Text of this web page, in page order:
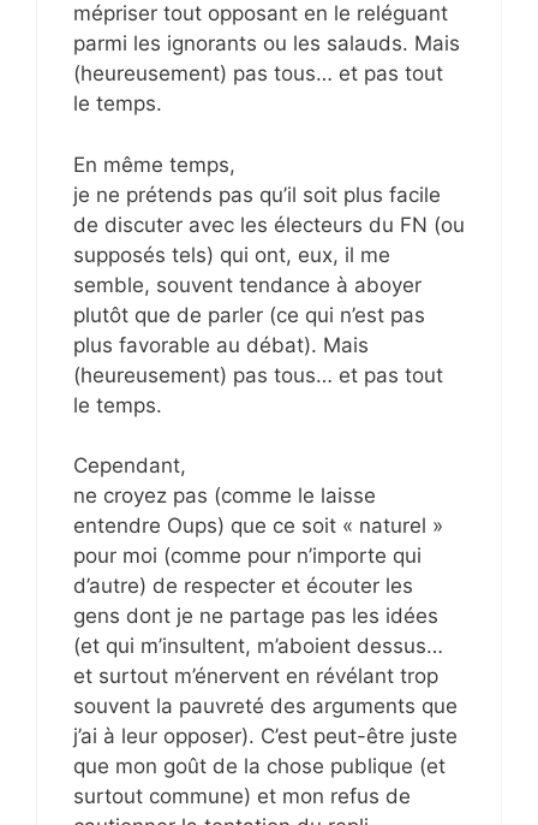
mépriser tout opposant en le reléguant
parmi les ignorants ou les salauds. Mais
(heureusement) pas tous… et pas tout
le temps.
En même temps,
je ne prétends pas qu’il soit plus facile
de discuter avec les électeurs du FN (ou
supposés tels) qui ont, eux, il me
semble, souvent tendance à aboyer
plutôt que de parler (ce qui n’est pas
plus favorable au débat). Mais
(heureusement) pas tous… et pas tout
le temps.
Cependant,
ne croyez pas (comme le laisse
entendre Oups) que ce soit « naturel »
pour moi (comme pour n’importe qui
d’autre) de respecter et écouter les
gens dont je ne partage pas les idées
(et qui m’insultent, m’aboient dessus…
et surtout m’énervent en révélant trop
souvent la pauvreté des arguments que
j’ai à leur opposer). C’est peut-être juste
que mon goût de la chose publique (et
surtout commune) et mon refus de